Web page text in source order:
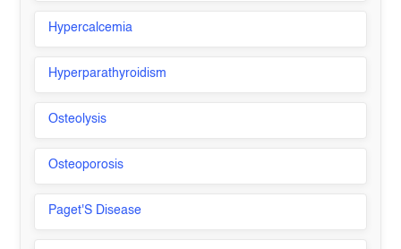
Hypercalcemia
Hyperparathyroidism
Osteolysis
Osteoporosis
Paget'S Disease